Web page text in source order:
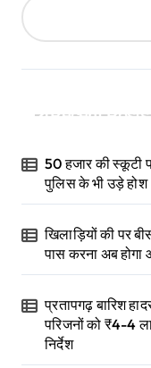
Recent Posts
50 हजार की स्कूटी
पुलिस के भी उड़े होश
खिलाड़ियों की पर
पास करना अब
प्रतापगढ़ बारिश
परिजनों को ₹4-4
निर्देश